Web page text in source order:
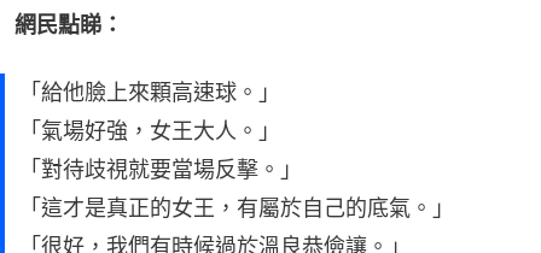
網民點睇：
「給他臉上來顆高速球。」
「氣場好強，女王大人。」
「對待歧視就要當場反擊。」
「這才是真正的女王，有屬於自己的底氣。」
「很好，我們有時候過於溫良恭儉讓。」